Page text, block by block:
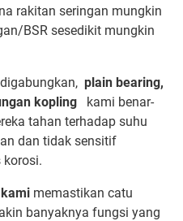
rakitan seringan mungkin
BSR sesedikit mungkin
plain bearing,
kopling kami benar-
tahan terhadap suhu
dan tidak sensitif
korosi.
kami memastikan catu
banyaknya fungsi yang